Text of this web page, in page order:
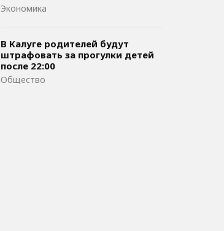
Экономика
В Калуге родителей будут
штрафовать за прогулки детей
после 22:00
Общество